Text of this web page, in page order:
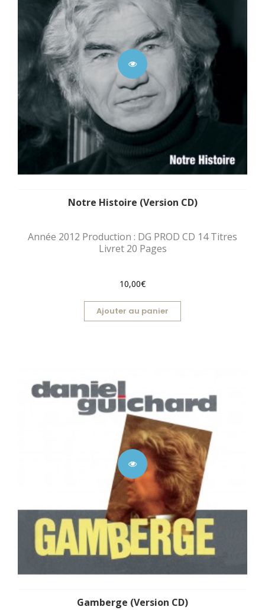
Notre Histoire (Version CD)
Année 2012 Production : DG PROD CD 14 Titres
Livret 20 Pages
10,00€
Ajouter au panier
Gamberge (Version CD)